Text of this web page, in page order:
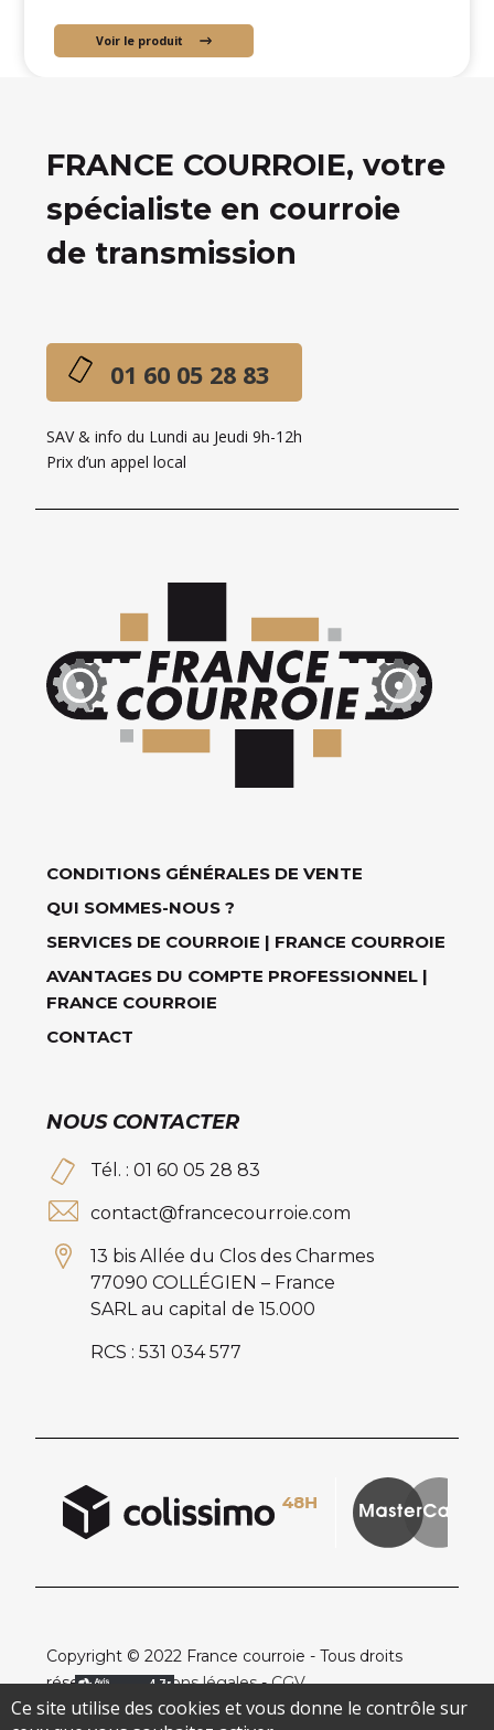
Voir le produit
FRANCE COURROIE, votre
spécialiste en courroie
de transmission
01 60 05 28 83
SAV & info du Lundi au Jeudi 9h-12h
Prix d’un appel local
CONDITIONS GÉNÉRALES DE VENTE
QUI SOMMES-NOUS ?
SERVICES DE COURROIE | FRANCE COURROIE
AVANTAGES DU COMPTE PROFESSIONNEL |
FRANCE COURROIE
CONTACT
NOUS CONTACTER
Tél. : 01 60 05 28 83
contact@francecourroie.com
13 bis Allée du Clos des Charmes
77090 COLLÉGIEN – France
SARL au capital de 15.000
RCS : 531 034 577
Copyright © 2022 France courroie - Tous droits
réservés -
Mentions légales-CGV
Ce site utilise des cookies et vous donne le contrôle sur